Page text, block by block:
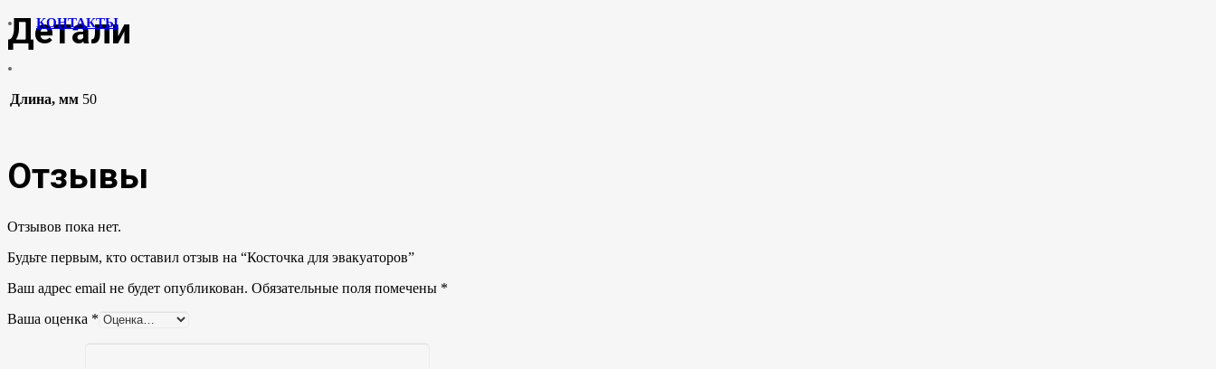
КОНТАКТЫ
Детали
Длина, мм 50
Отзывы
Отзывов пока нет.
Будьте первым, кто оставил отзыв на “Косточка для эвакуаторов”
Ваш адрес email не будет опубликован. Обязательные поля помечены *
Ваша оценка *